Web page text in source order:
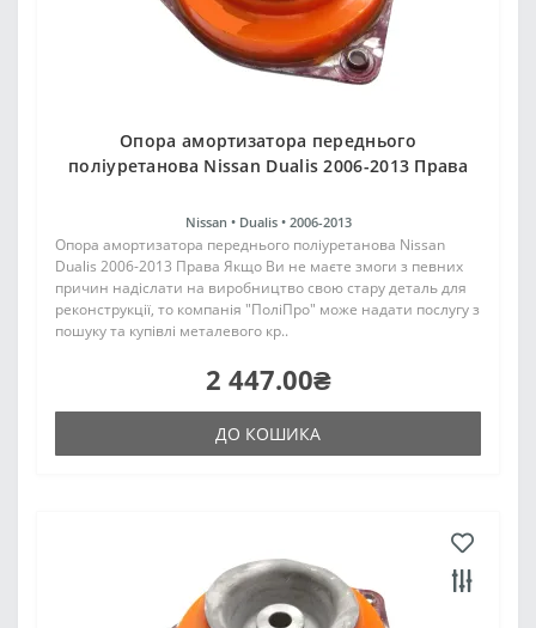
Опора амортизатора переднього
поліуретанова Nissan Dualis 2006-2013 Права
Nissan • Dualis • 2006-2013
Опора амортизатора переднього поліуретанова Nissan
Dualis 2006-2013 Права Якщо Ви не маєте змоги з певних
причин надіслати на виробництво свою стару деталь для
реконструкції, то компанія "ПоліПро" може надати послугу з
пошуку та купівлі металевого кр..
2 447.00₴
ДО КОШИКА